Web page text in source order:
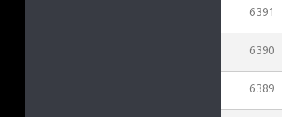
6391
6390
6389